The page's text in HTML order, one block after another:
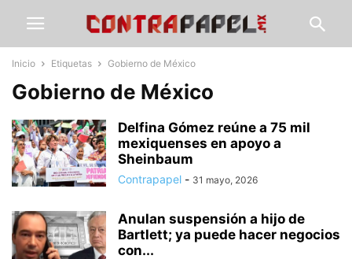
Inicio Etiquetas Gobierno de México
Gobierno de México
Delfina Gómez reúne a 75 mil
mexiquenses en apoyo a
Sheinbaum
Contrapapel - 31 mayo, 2026
Anulan suspensión a hijo de
Bartlett; ya puede hacer negocios
con...